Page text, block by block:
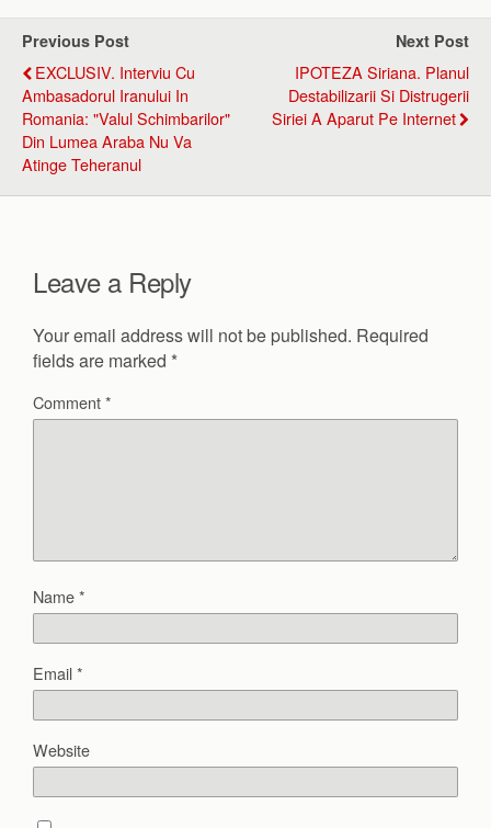
Previous Post
EXCLUSIV. Interviu Cu
Ambasadorul Iranului In
Romania: "Valul Schimbarilor"
Din Lumea Araba Nu Va
Atinge Teheranul
Next Post
IPOTEZA Siriana. Planul
Destabilizarii Si Distrugerii
Siriei A Aparut Pe Internet
Leave a Reply
Your email address will not be published. Required
fields are marked *
Comment*
Name*
Email*
Website